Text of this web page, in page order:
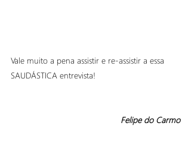
Vale muito a pena assistir e re-assistir a essa
SAUDÁSTICA entrevista!
Felipe do Carmo